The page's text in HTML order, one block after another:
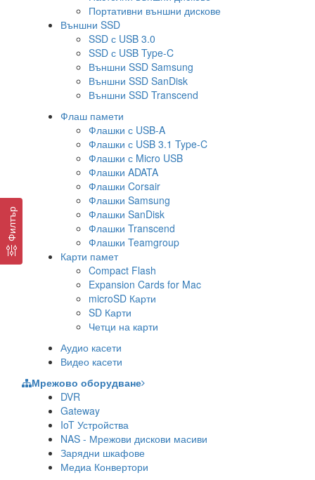
Портативни външни дискове
Външни SSD
SSD с USB 3.0
SSD с USB Type-C
Външни SSD Samsung
Външни SSD SanDisk
Външни SSD Transcend
Флаш памети
Флашки с USB-A
Флашки с USB 3.1 Type-C
Флашки с Micro USB
Флашки ADATA
Флашки Corsair
Флашки Samsung
Флашки SanDisk
Флашки Transcend
Флашки Teamgroup
Карти памет
Compact Flash
Expansion Cards for Mac
microSD Карти
SD Карти
Четци на карти
Аудио касети
Видео касети
Мрежово оборудване
DVR
Gateway
IoT Устройства
NAS - Мрежови дискови масиви
Зарядни шкафове
Медиа Конвертори
Филтър